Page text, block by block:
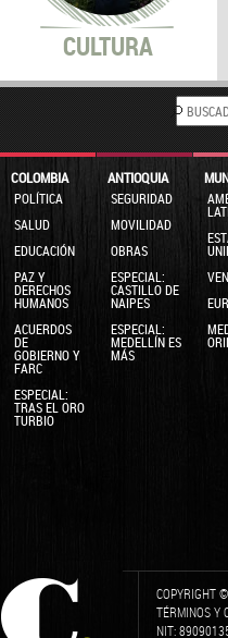
CULTURA
COLOMBIA
POLÍTICA
SALUD
EDUCACIÓN
PAZ Y
DERECHOS
HUMANOS
ACUERDOS
DE
GOBIERNO Y
FARC
ESPECIAL:
TRAS EL ORO
TURBIO
ANTIOQUIA
SEGURIDAD
MOVILIDAD
OBRAS
ESPECIAL:
CASTILLO DE
NAIPES
ESPECIAL:
MEDELLÍN ES
MÁS
COPYRIGHT
TÉRMINOS Y
NIT: